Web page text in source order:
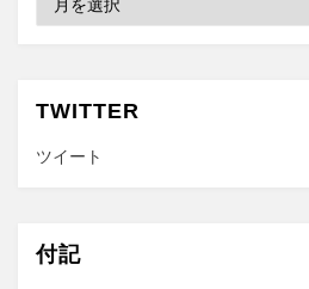
ー
ブ
TWITTER
ツイート
付記